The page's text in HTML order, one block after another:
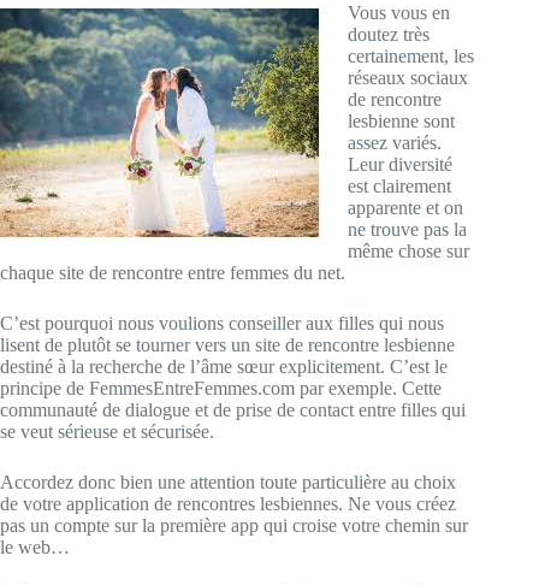
Vous vous en
doutez très
certainement, les
réseaux sociaux
de rencontre
lesbienne sont
assez variés.
Leur diversité
est clairement
apparente et on
ne trouve pas la
même chose sur
chaque site de rencontre entre femmes du net.
C’est pourquoi nous voulions conseiller aux filles qui nous
lisent de plutôt se tourner vers un site de rencontre lesbienne
destiné à la recherche de l’âme sœur explicitement. C’est le
principe de FemmesEntreFemmes.com par exemple. Cette
communauté de dialogue et de prise de contact entre filles qui
se veut sérieuse et sécurisée.
Accordez donc bien une attention toute particulière au choix
de votre application de rencontres lesbiennes. Ne vous créez
pas un compte sur la première app qui croise votre chemin sur
le web…